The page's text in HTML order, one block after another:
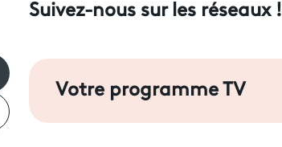
Suivez-nous sur les réseaux !
Votre programme TV